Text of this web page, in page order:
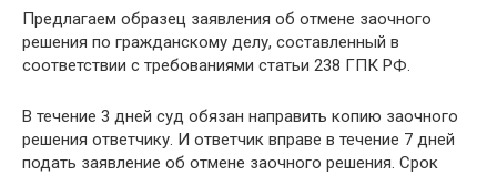
Предлагаем образец заявления об отмене заочного
решения по гражданскому делу, составленный в
соответствии с требованиями статьи 238 ГПК РФ.
В течение 3 дней суд обязан направить копию заочного
решения ответчику. И ответчик вправе в течение 7 дней
подать заявление об отмене заочного решения. Срок